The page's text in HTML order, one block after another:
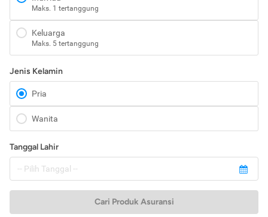
Maks. 1 tertanggung
Keluarga
Maks. 5 tertanggung
Jenis Kelamin
Pria
Wanita
Tanggal Lahir
Cari Produk Asuransi